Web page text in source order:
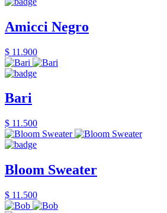
Amicci Negro
$ 11.900
Bari
$ 11.500
Bloom Sweater
$ 11.500